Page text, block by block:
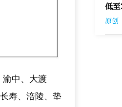
渝中、大渡
寿、涪陵、垫
低
原创